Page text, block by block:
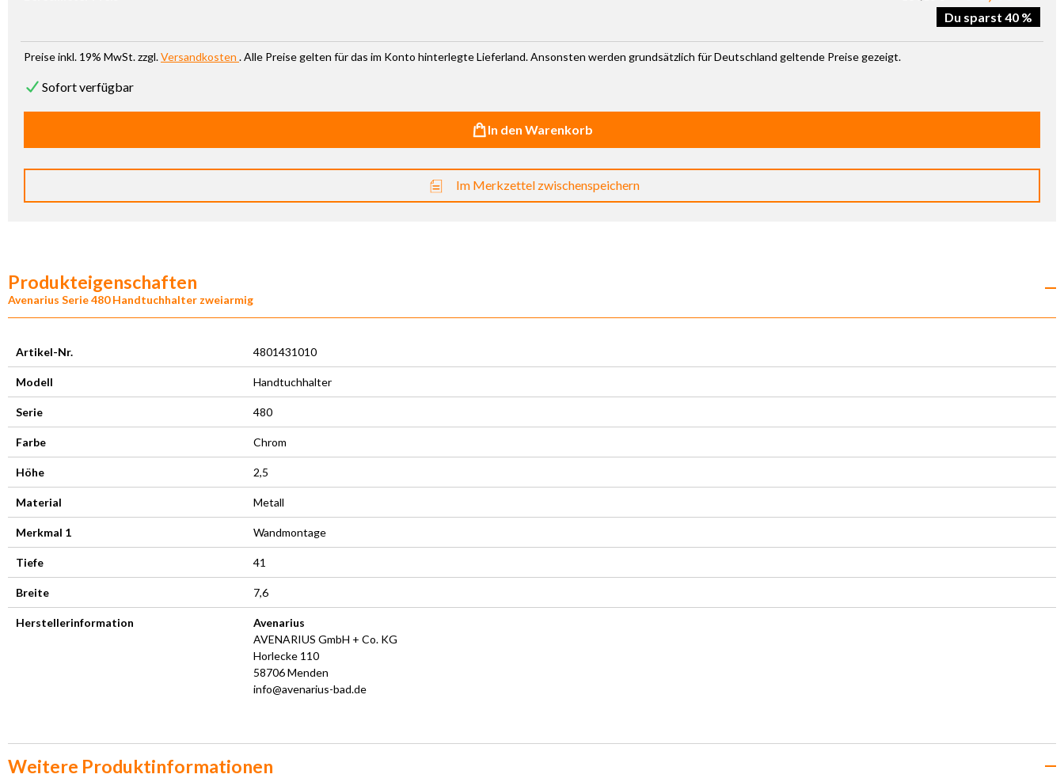
Du sparst 40 %
Preise inkl. 19% MwSt. zzgl.Versandkosten . Alle Preise gelten für das im Konto hinterlegte Lieferland. Ansonsten werden grundsätzlich für Deutschland geltende Preise gezeigt.
Sofort verfügbar
In den Warenkorb
Im Merkzettel zwischenspeichern
Produkteigenschaften
Avenarius Serie 480 Handtuchhalter zweiarmig
Artikel-Nr. 4801431010
Modell Handtuchhalter
Serie 480
Farbe Chrom
Höhe 2,5
Material Metall
Merkmal 1 Wandmontage
Tiefe 41
Breite 7,6
Herstellerinformation
Avenarius
AVENARIUS GmbH + Co. KG
Horlecke 110
58706 Menden
info@avenarius-bad.de
Weitere Produktinformationen